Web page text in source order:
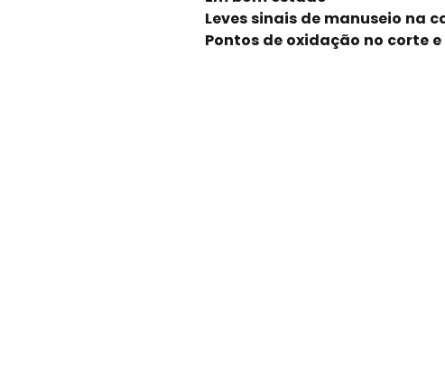
Leves sinais de manuseio na
Pontos de oxidação no corte